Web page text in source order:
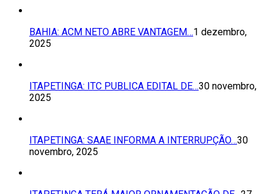
BAHIA: ACM NETO ABRE VANTAGEM…1 dezembro,
2025
ITAPETINGA: ITC PUBLICA EDITAL DE…30 novembro,
2025
ITAPETINGA: SAAE INFORMA A INTERRUPÇÃO…30
novembro, 2025